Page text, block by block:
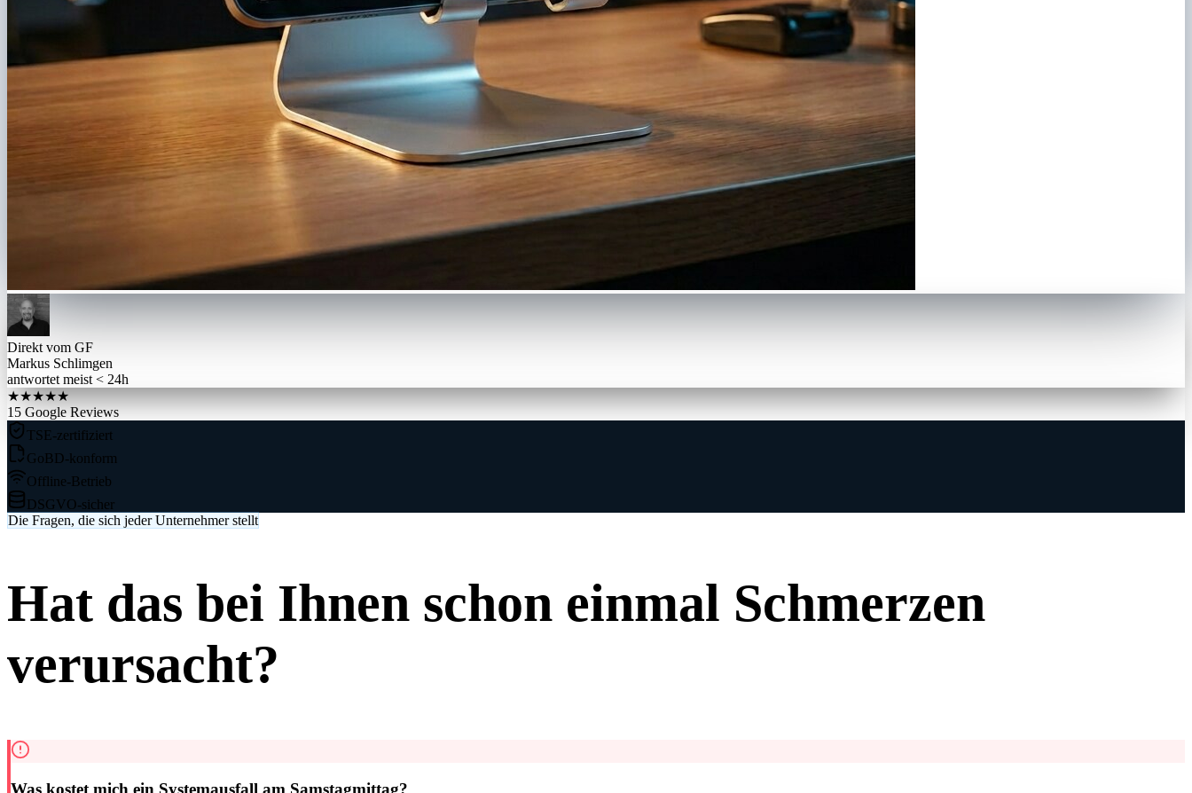
Direkt vom GF
Markus Schlimgen
antwortet meist < 24h
★★★★★
15 Google Reviews
TSE-zertifiziert
GoBD-konform
Offline-Betrieb
DSGVO-sicher
Die Fragen, die sich jeder Unternehmer stellt
Hat das bei Ihnen schon einmal Schmerzen
verursacht?
Was kostet mich ein Systemausfall am Samstagmittag?